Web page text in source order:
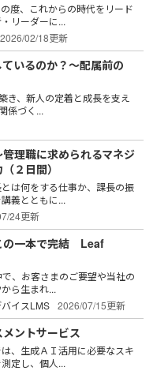
度、これからの時代をリード
リーダーに...
2026/02/18更新
いるのか？～配属前の
き、新人の定着と成長を支え
係づく...
理職に求められるマネジ
２日間）
は何をする仕事か、課長の振
義とともに...
24更新
の一本で完結 Leaf
、お客さまのご要望や当社の
ら生まれ...
イスLMS
2026/07/15更新
ントサービス
、生成ＡＩ活用に必要なスキ
定し、個人...